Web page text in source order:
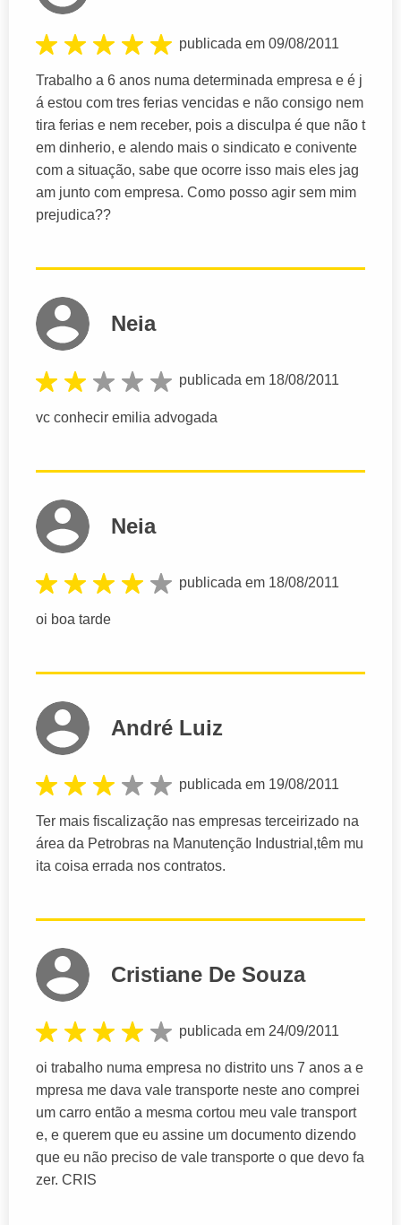
publicada em 09/08/2011
Trabalho a 6 anos numa determinada empresa e é j
á estou com tres ferias vencidas e não consigo nem
tira ferias e nem receber, pois a disculpa é que não t
em dinherio, e alendo mais o sindicato e conivente
com a situação, sabe que ocorre isso mais eles jag
am junto com empresa. Como posso agir sem mim
prejudica??
Neia
publicada em 18/08/2011
vc conhecir emilia advogada
Neia
publicada em 18/08/2011
oi boa tarde
André Luiz
publicada em 19/08/2011
Ter mais fiscalização nas empresas terceirizado na
área da Petrobras na Manutenção Industrial,têm mu
ita coisa errada nos contratos.
Cristiane De Souza
publicada em 24/09/2011
oi trabalho numa empresa no distrito uns 7 anos a e
mpresa me dava vale transporte neste ano comprei
um carro então a mesma cortou meu vale transport
e, e querem que eu assine um documento dizendo
que eu não preciso de vale transporte o que devo fa
zer. CRIS